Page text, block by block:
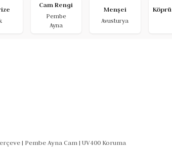
Cam Rengi
Pembe
Ayna
Menşei
Avusturya
| Pembe Ayna Cam | UV400 Koruma